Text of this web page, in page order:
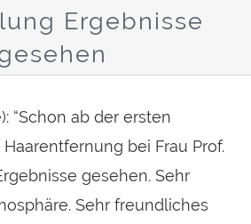
Ergebnisse
“Schon ab der ersten
bei Frau Prof.
gesehen. Sehr
Sehr freundliches